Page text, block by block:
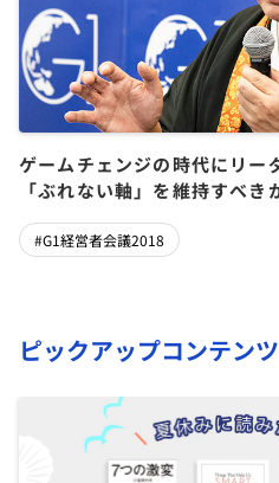
ゲームチェンジの時代にリー
「ぶれない軸」を維持すべ
#G1経営者会議2018
ピックアップコンテンツ